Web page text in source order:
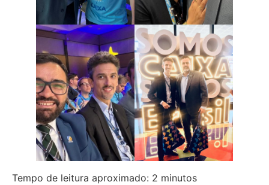
Tempo de leitura aproximado: 2 minutos